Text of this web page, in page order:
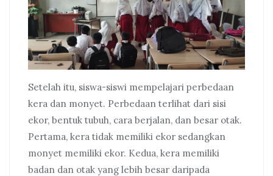
Setelah itu, siswa-siswi mempelajari perbedaan
kera dan monyet. Perbedaan terlihat dari sisi
ekor, bentuk tubuh, cara berjalan, dan besar otak.
Pertama, kera tidak memiliki ekor sedangkan
monyet memiliki ekor. Kedua, kera memiliki
badan dan otak yang lebih besar daripada